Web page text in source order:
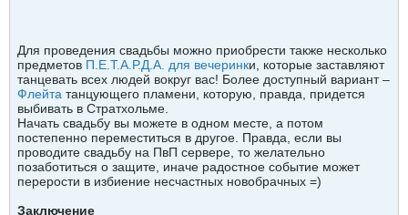
Для проведения свадьбы можно приобрести также несколько
предметов П.Е.Т.А.Р.Д.А. для вечеринки, которые заставляют
танцевать всех людей вокруг вас! Более доступный вариант –
Флейта танцующего пламени, которую, правда, придется
выбивать в Стратхольме.
Начать свадьбу вы можете в одном месте, а потом
постепенно переместиться в другое. Правда, если вы
проводите свадьбу на ПвП сервере, то желательно
позаботиться о защите, иначе радостное событие может
перерости в избиение несчастных новобрачных =)
Заключение